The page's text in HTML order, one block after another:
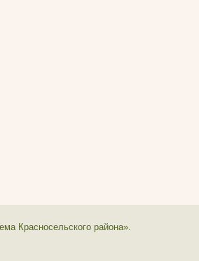
Красносельского района».